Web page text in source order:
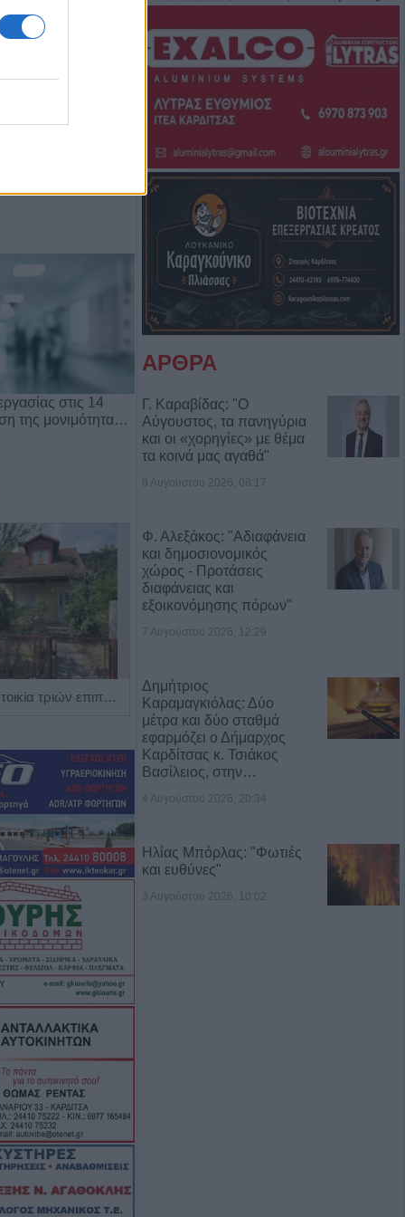
στις 14
της μονιμότητα…
Πωλείται μονοκατοικία τριών επιπέδων στο καταπράσινο Πευκόφυτο Καρδίτσας Η Αποκατάσταση Α.Ε. αναζητά για εργασία Νοσηλευτές και Βοηθούς Νοσηλευτές
ΑΡΘΡΑ
Γ. Καραβίδας: "Ο
Αύγουστος, τα πανηγύρια
και οι «χορηγίες» με θέμα
τα κοινά μας αγαθά"
8 Αυγούστου 2026, 08:17
Φ. Αλεξάκος: "Αδιαφάνεια
και δημοσιονομικός
χώρος - Προτάσεις
διαφάνειας και
εξοικονόμησης πόρων"
7 Αυγούστου 2026, 12:29
Δημήτριος
Καραμαγκιόλας: Δύο
μέτρα και δύο σταθμά
εφαρμόζει ο Δήμαρχος
Καρδίτσας κ. Τσιάκος
Βασίλειος, στην…
4 Αυγούστου 2026, 20:34
Ηλίας Μπόρλας: "Φωτιές
και ευθύνες"
3 Αυγούστου 2026, 10:02